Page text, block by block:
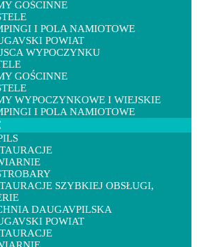
GOŚCINNE
I POLA NAMIOTOWE
POWIAT
WYPOCZYNKU
GOŚCINNE
WYPOCZYNKOWE I WIEJSKIE
I POLA NAMIOTOWE
SZYBKIEJ OBSŁUGI,
DAUGAVPILSKA
POWIAT